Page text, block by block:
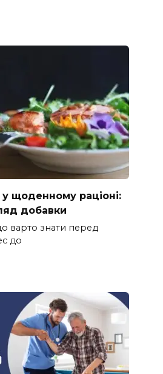
щоденному раціоні:
добавки
варто знати перед
до